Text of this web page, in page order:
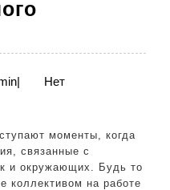
admin
|
Нет
связанные с
и окружающих. Будь то
коллективом на работе